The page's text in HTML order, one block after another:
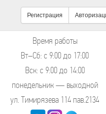
Регистрация
Время работы
Вт–Сб: с 9:00 до 17:00
Вск: с 9:00 до 14:00
понедельник — выходной
ул. Тимирязева 114 пав.2134